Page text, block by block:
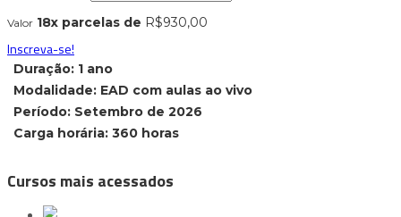
Valor 18x parcelas de R$930,00
Inscreva-se!
Duração: 1 ano
Modalidade: EAD com aulas ao vivo
Período: Setembro de 2026
Carga horária: 360 horas
Cursos mais acessados